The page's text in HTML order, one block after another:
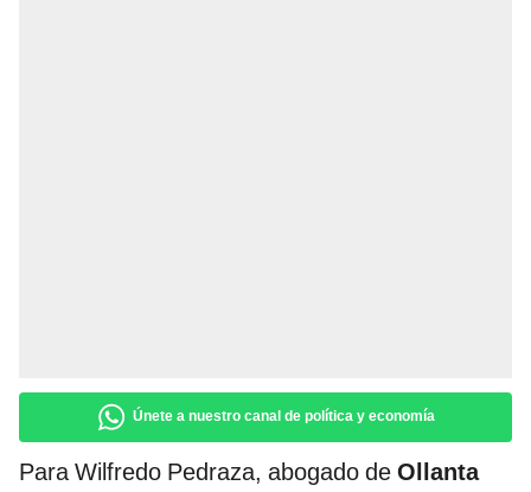
Únete a nuestro canal de política y economía
Para Wilfredo Pedraza, abogado de Ollanta